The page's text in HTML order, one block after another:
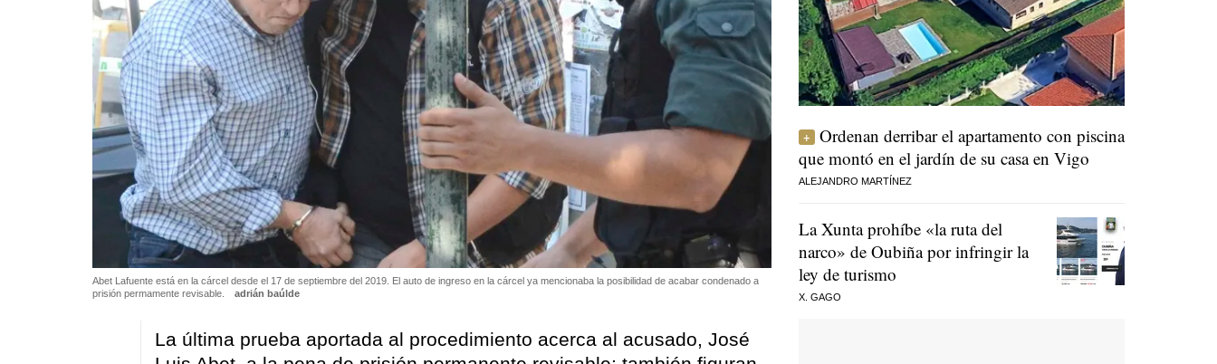
Abet Lafuente está en la cárcel desde el 17 de septiembre del 2019. El auto de ingreso en la cárcel ya mencionaba la posibilidad de acabar condenado a
prisión permamente revisable.
adrián baúlde
La última prueba aportada al procedimiento acerca al acusado, José
Ordenan derribar el apartamento con piscina
que montó en el jardín de su casa en Vigo
ALEJANDRO MARTÍNEZ
La Xunta prohíbe «la ruta del
narco» de Oubiña por infringir la
ley de turismo
X. GAGO